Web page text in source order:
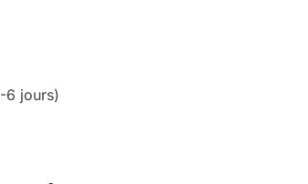
6 jours)